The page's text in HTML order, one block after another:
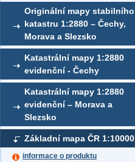
Originální mapy stabilního
katastru 1:2880 – Čechy,
Morava a Slezsko
Katastrální mapy 1:2880
evidenční - Čechy
Katastrální mapy 1:2880
evidenční – Morava a
Slezsko
Základní mapa ČR 1:10000
informace o produktu